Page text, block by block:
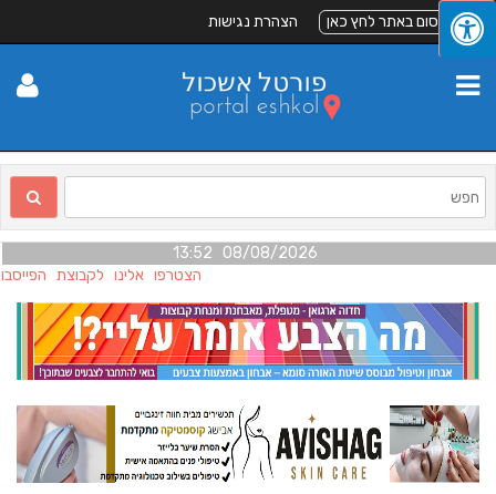
לפרסום באתר לחץ כאן הצהרת נגישות
08/08/2026 13:52
הצטרפו אלינו לקבוצת